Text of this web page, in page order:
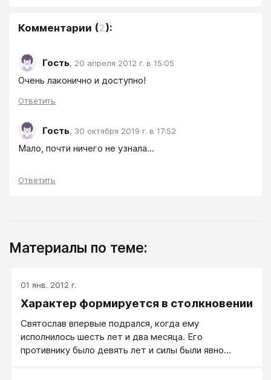
Комментарии (2):
Гость, 20 апреля 2012 г. в 15:05
Очень лаконично и доступно!
Ответить
Гость, 30 октября 2019 г. в 17:52
Мало, почти ничего не узнала...
Ответить
Материалы по теме:
01 янв. 2012 г.
Характер формируется в столкновении
Святослав впервые подрался, когда ему
исполнилось шесть лет и два месяца. Его
противнику было девять лет и силы были явно